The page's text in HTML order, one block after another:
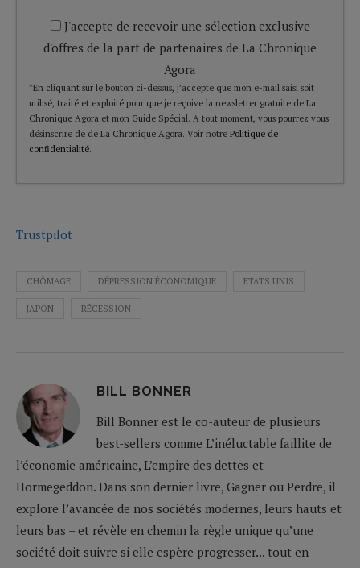
J'accepte de recevoir une sélection exclusive
d'offres de la part de partenaires de La Chronique
Agora
*En cliquant sur le bouton ci-dessus, j’accepte que mon e-mail saisi soit
utilisé, traité et exploité pour que je reçoive la newsletter gratuite de La
Chronique Agora et mon Guide Spécial. A tout moment, vous pourrez vous
désinscrire de de La Chronique Agora. Voir notre Politique de
confidentialité.
Trustpilot
CHÔMAGE DÉPRESSION ÉCONOMIQUE ETATS UNIS
JAPON RÉCESSION
BILL BONNER
Bill Bonner est le co-auteur de plusieurs
best-sellers comme L’inéluctable faillite de
l’économie américaine, L’empire des dettes et
Hormegeddon. Dans son dernier livre, Gagner ou Perdre, il
explore l’avancée de nos sociétés modernes, leurs hauts et
leurs bas – et révèle en chemin la règle unique qu’une
société doit suivre si elle espère progresser... tout en